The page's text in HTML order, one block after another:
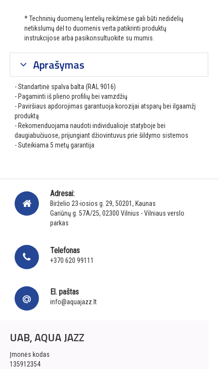
* Techninių duomenų lentelių reikšmėse gali būti nedidelių
netikslumų dėl to duomenis verta patikrinti produktų
instrukcijose arba pasikonsultuokite su mumis.
Aprašymas
- Standartinė spalva balta (RAL 9016)
- Pagaminti iš plieno profilių bei vamzdžių
- Paviršiaus apdorojimas garantuoja korozijai atsparų bei ilgaamžį
produktą
- Rekomenduojama naudoti individualioje statyboje bei
daugiabučiuose, prijungiant džiovintuvus prie šildymo sistemos
- Suteikiama 5 metų garantija
Adresai:
Birželio 23-iosios g. 29, 50201, Kaunas
Gariūnų g. 57A/25, 02300 Vilnius - Vilniaus verslo
parkas
Telefonas
+370 620 99111
El. paštas
info@aquajazz.lt
UAB, AQUA JAZZ
Įmonės kodas
135912354